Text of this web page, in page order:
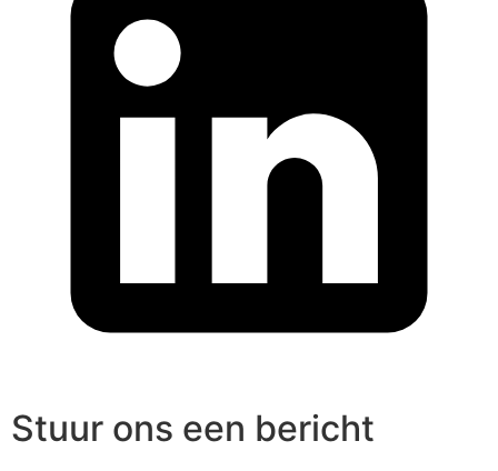
Stuur ons een bericht